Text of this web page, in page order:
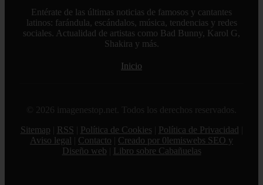
Entérate de las últimas noticias de famosos y cantantes
latinos: farándula, escándalos, música, tendencias y redes
sociales. Actualidad de artistas como Bad Bunny, Karol G,
Shakira y más.
Inicio
© 2026 imagenestop.net. Todos los derechos reservados.
Sitemap
RSS Política de Cookies Política de Privacidad
Aviso legal
Contacto
Creado por 0lemiswebs SEO y
Diseño web
Libro sobre Cabañuelas